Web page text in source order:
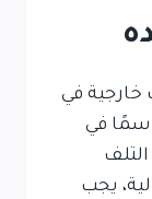
خارجية في
في
يجب